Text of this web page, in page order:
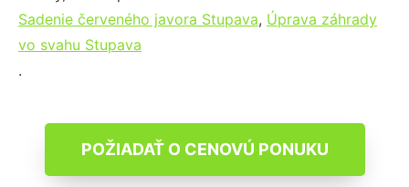
Sadenie červeného javora Stupava, Úprava záhrady
vo svahu Stupava
.
POŽIADAŤ O CENOVÚ PONUKU